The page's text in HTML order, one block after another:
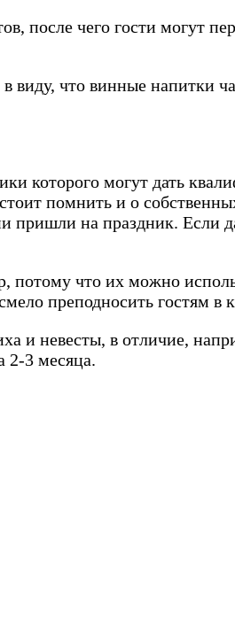
после чего гости могут
что винные напитки
которого могут дать
помнить и о
пришли на праздник. Если
потому что их можно
преподносить гостям в
и невесты, в отличие,
2-3 месяца.